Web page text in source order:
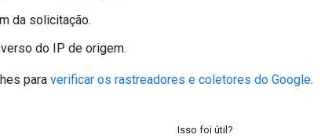
da solicitação.
do IP de origem.
para verificar os rastreadores e coletores do Google.
Isso foi útil?